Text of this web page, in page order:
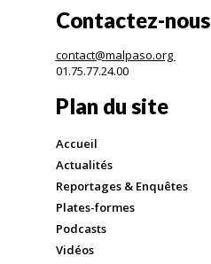
Contactez-nous
contact@malpaso.org
01.75.77.24.00
Plan du site
Accueil
Actualités
Reportages & Enquêtes
Plates-formes
Podcasts
Vidéos